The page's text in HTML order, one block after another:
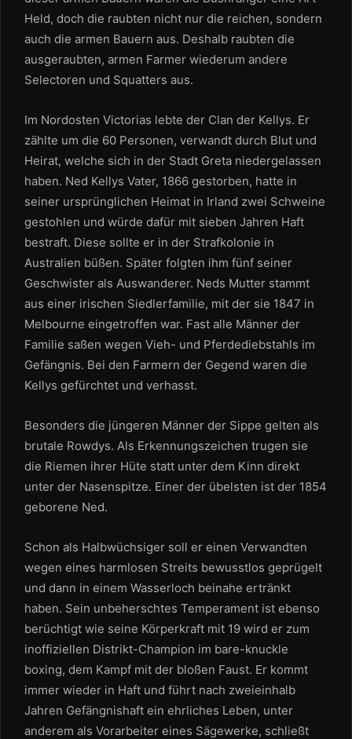
Held, doch die raubten nicht nur die reichen, sondern
auch die armen Bauern aus. Deshalb raubten die
ausgeraubten, armen Farmer wiederum andere
Selectoren und Squatters aus.
Im Nordosten Victorias lebte der Clan der Kellys. Er
zählte um die 60 Personen, verwandt durch Blut und
Heirat, welche sich in der Stadt Greta niedergelassen
haben. Ned Kellys Vater, 1866 gestorben, hatte in
seiner ursprünglichen Heimat in Irland zwei Schweine
gestohlen und würde dafür mit sieben Jahren Haft
bestraft. Diese sollte er in der Strafkolonie in
Australien büßen. Später folgten ihm fünf seiner
Geschwister als Auswanderer. Neds Mutter stammt
aus einer irischen Siedlerfamilie, mit der sie 1847 in
Melbourne eingetroffen war. Fast alle Männer der
Familie saßen wegen Vieh- und Pferdediebstahls im
Gefängnis. Bei den Farmern der Gegend waren die
Kellys gefürchtet und verhasst.
Besonders die jüngeren Männer der Sippe gelten als
brutale Rowdys. Als Erkennungszeichen trugen sie
die Riemen ihrer Hüte statt unter dem Kinn direkt
unter der Nasenspitze. Einer der übelsten ist der 1854
geborene Ned.
Schon als Halbwüchsiger soll er einen Verwandten
wegen eines harmlosen Streits bewusstlos geprügelt
und dann in einem Wasserloch beinahe ertränkt
haben. Sein unbeherschtes Temperament ist ebenso
berüchtigt wie seine Körperkraft mit 19 wird er zum
inoffiziellen Distrikt-Champion im bare-knuckle
boxing, dem Kampf mit der bloßen Faust. Er kommt
immer wieder in Haft und führt nach zweieinhalb
Jahren Gefängnishaft ein ehrliches Leben, unter
anderem als Vorarbeiter eines Sägewerke, schließt